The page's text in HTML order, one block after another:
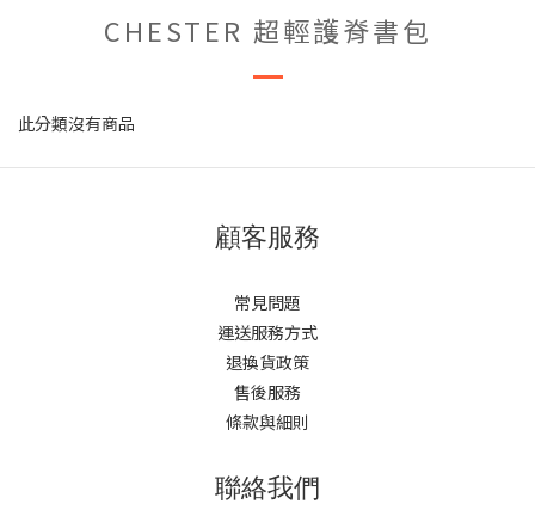
CHESTER 超輕護脊書包
此分類沒有商品
顧客服務
常見問題
運送服務方式
退換貨政策
售後服務
條款與細則
聯絡我們